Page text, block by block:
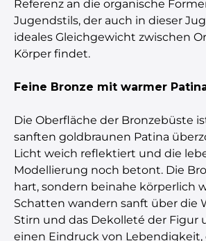
Referenz an die organische
Jugendstils, der auch in dieser
ideales Gleichgewicht zwischen
Körper findet.
Feine Bronze mit warmer
Die Oberfläche der Bronzebüste
sanften goldbraunen Patina
Licht weich reflektiert und die
Modellierung noch betont. Die
hart, sondern beinahe körperlich
Schatten wandern sanft über die
Stirn und das Dekolleté der Figur
einen Eindruck von